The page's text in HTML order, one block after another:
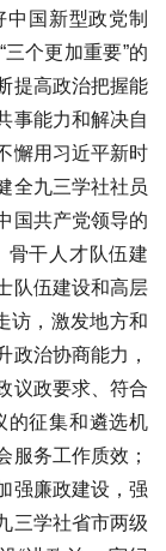
国新型政党制
个更加重要”的
提高政治把握能
事能力和解决自
懈用习近平新时
全九三学社社员
国共产党领导的
骨干人才队伍建
队伍建设和高层
访，激发地方和
政治协商能力，
议政要求、符合
的征集和遴选机
服务工作质效；
强廉政建设，强
三学社省市两级